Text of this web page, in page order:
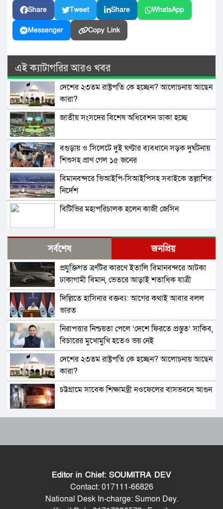
Share Tweet Share WhatsApp
Messenger Copy Link
এই ক্যাটাগরির আরও খবর
দেশের ২৩তম রাষ্ট্রপতি কে হচ্ছেন? আলোচনায় আছেন
কারা?
জাতীয় সংসদের বিশেষ অধিবেশন ডাকা হচ্ছে
বগুড়ায় ও সিলেটে দুই ঘণ্টার ব্যবধানে সড়ক দুর্ঘটনায়
শিশুসহ প্রাণ গেল ১৫ জনের
বিমানবন্দরে ভিআইপি-সিআইপিসহ সবাইকে তল্লাশির
নির্দেশ
বিটিভির মহাপরিচালক হলেন কাজী জেসিন
র‍্যাব বিলুপ্ত করে আনা হচ্ছে নতুন বাহিনী
ভারত সফরের সিদ্ধান্ত প্রধানমন্ত্রী নেবেন: পররাষ্ট্র
প্রতিমন্ত্রী
সচিব পদে পদোন্নতি পেলেন জেসমিন নাহার
পুলিশের ৭ কর্মকর্তাকে বদলি
পাইপলাইনের মাধ্যমে ভারত থেকে আরও বেশি
ডিজেল চেয়েছি: জ্বালানিমন্ত্রী
যথাযোগ্য মর্যাদায় সিলেটে জুলাই গণঅভ্যুত্থান দিবস
সাবেক প্রধানমন্ত্রী শেখ হাসিনাকে সেদিন ভারতে পৌঁছে
দেন যারা, প্রকাশ্যে এলো নতুন তথ্য
সর্বশেষ জনপ্রিয়
প্রযুক্তিগত ত্রুটির কারণে ইতালি বিমানবন্দরে আটকা
ঢাকাগামী বিমান, ভেতরে আড়াই শতাধিক যাত্রী
দিল্লিতে হাসিনার বক্তব্য: আগের কথাই আবার বলল
ভারত
নিরাপত্তার নিশ্চয়তা পেলে ‘দেশে ফিরতে প্রস্তুত’ সাকিব,
বিচারের মুখোমুখি হতেও ভয় নেই
দেশের ২৩তম রাষ্ট্রপতি কে হচ্ছেন? আলোচনায় আছেন
কারা?
চট্টগ্রামে সাবেক শিক্ষামন্ত্রী নওফেলের বাসভবনে আগুন
বাংলাদেশ-পাকিস্তানসহ ১৩ দেশের জোট, কমান্ডার
জাতীয় সংসদের বিশেষ অধিবেশন ডাকা হচ্ছে
Editor in Chief: SOUMITRA DEV
Contact: 017111-66826
National Desk In-charge: Sumon Dey.